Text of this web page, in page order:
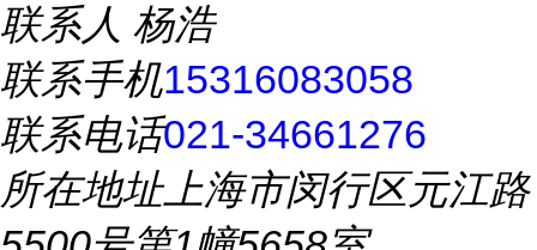
联系人 杨浩
联系手机15316083058
联系电话021-34661276
所在地址上海市闵行区元江路